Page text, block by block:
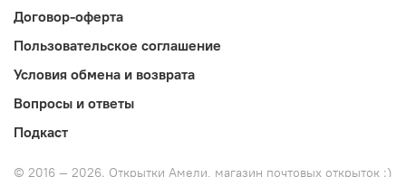
Договор-оферта
Пользовательское соглашение
Условия обмена и возврата
Вопросы и ответы
Подкаст
© 2016 — 2026. Открытки Амели, магазин почтовых открыток :)